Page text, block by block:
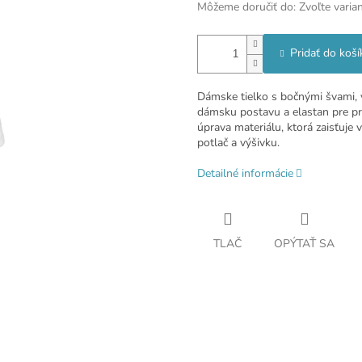
Môžeme doručiť do: Zvoľte
Pridať do
Dámske tielko s bočnými
dámsku postavu a elastan pre
úprava materiálu, ktorá zaisťuje
potlač a výšivku.
Detailné informácie
TLAČ OPÝTAŤ SA